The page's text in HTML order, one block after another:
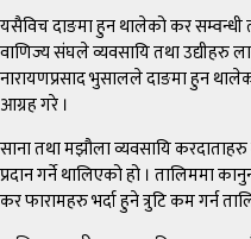
यसैविच दाङमा हुन थालेको कर सम्वन्धी
वाणिज्य संघले व्यवसायि तथा उद्यीहरु
नारायणप्रसाद भुसालले दाङमा हुन
आग्रह गरे ।
साना तथा मझौला व्यवसायि
प्रदान गर्ने थालिएको हो । तालिममा
कर फारामहरु भर्दा हुने त्रुटि कम गर्न